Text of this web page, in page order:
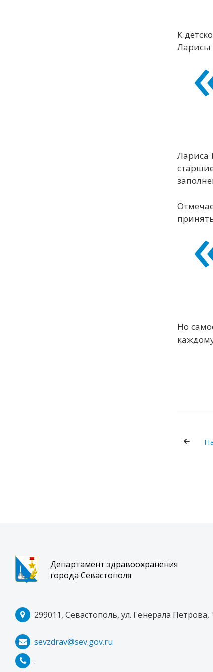
К
Ларисы
Лариса
Но
Департамент здравоохранения
города Севастополя
299011, Севастополь, ул. Генерала Петрова,
sevzdrav@sev.gov.ru
.